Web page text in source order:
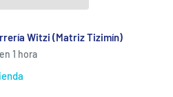
Witzi (Matriz Tizimín)
1 hora